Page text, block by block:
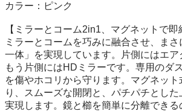
カラー：ピンク
【ミラーとコーム2in1、マグネットで即
ミラーとコームを巧みに融合させ、ま
一体」を実現しています。片側にはエア
もう片側にはHDミラーです。専用のダ
を傷やホコリから守ります。マグネット
り、スムーズな開閉と、パチパチとし
実現します。鏡と櫛を簡単に分離でき